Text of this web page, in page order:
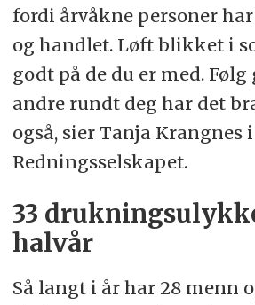
fordi årvåkne personer
og handlet. Løft blikket i
godt på de du er med.
andre rundt deg har det
også, sier Tanja Krangnes i
Redningsselskapet.
33
halvår
Så langt i år har 28 menn